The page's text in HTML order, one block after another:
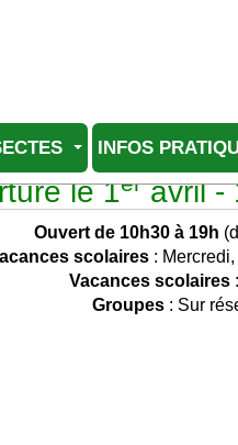
INFOS
le 1eravril -
Ouvert de 10h30 à 19h
scolaires :
Vacances scolaires
Groupes: Sur